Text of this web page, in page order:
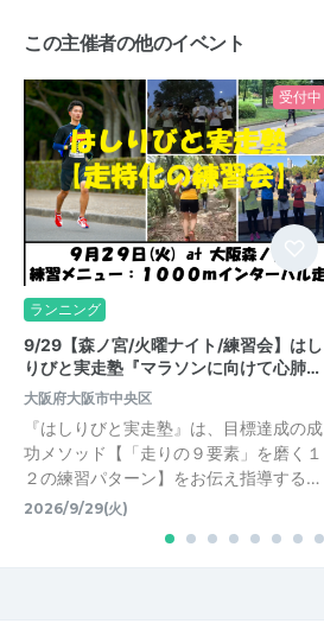
この主催者の他のイベント
受付中
ランニング
9/29【森ノ宮/火曜ナイト/練習会】はし
りびと実走塾『マラソンに向けて心肺…
大阪府大阪市中央区
『はしりびと実走塾』は、目標達成の成
功メソッド【「走りの９要素」を磨く１
２の練習パターン】をお伝え指導する…
2026/9/29(火)